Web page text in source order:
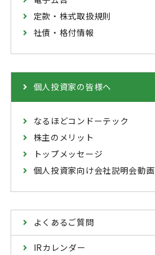
定款・株式取扱規則
社債・格付情報
個人投資家の皆様へ
なるほどコンドーテック
株主のメリット
トップメッセージ
個人投資家向け会社説明会動画
よくあるご質問
IRカレンダー